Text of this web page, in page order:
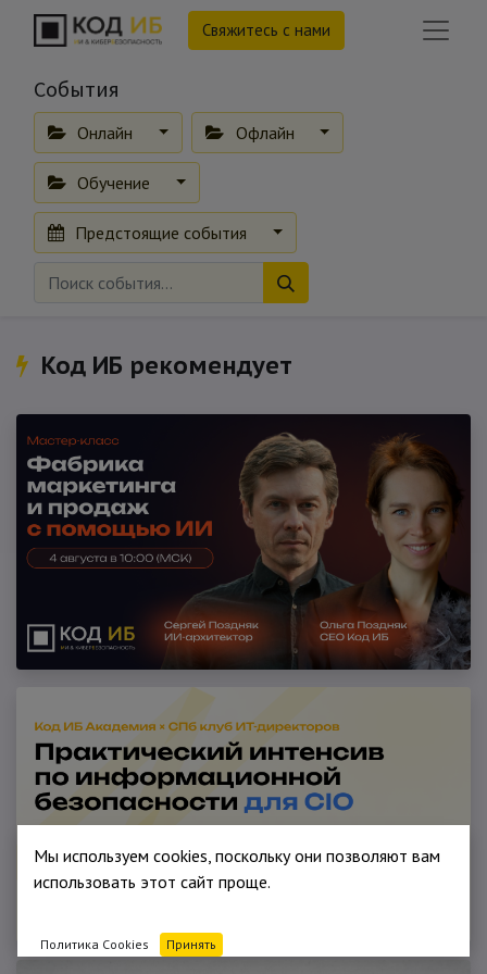
Свяжитесь с нами
События
Онлайн Офлайн
Обучение
Предстоящие события
Код ИБ рекомендует
Мы используем cookies, поскольку они позволяют вам
использовать этот сайт проще.
Политика Cookies Принять